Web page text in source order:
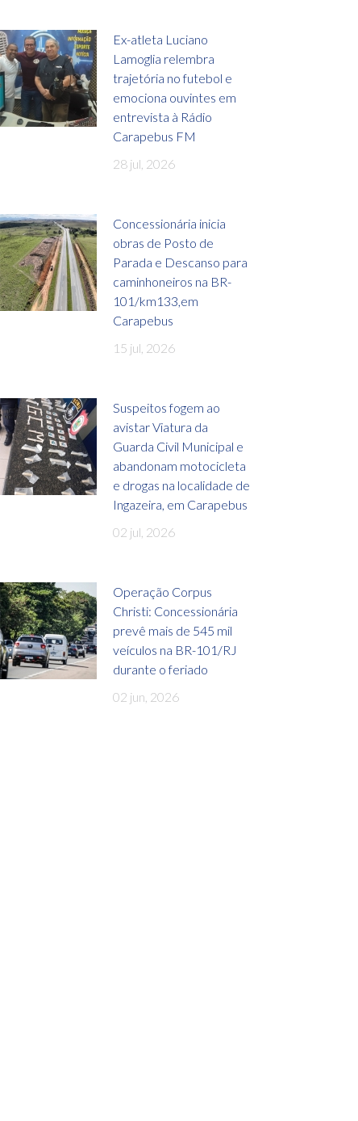
Ex-atleta Luciano
Lamoglia relembra
trajetória no futebol e
emociona ouvintes em
entrevista à Rádio
Carapebus FM
28 jul, 2026
Concessionária inicia
obras de Posto de
Parada e Descanso para
caminhoneiros na BR-
101/km133,em
Carapebus
15 jul, 2026
Suspeitos fogem ao
avistar Viatura da
Guarda Civil Municipal e
abandonam motocicleta
e drogas na localidade de
Ingazeira, em Carapebus
02 jul, 2026
Operação Corpus
Christi: Concessionária
prevê mais de 545 mil
veículos na BR-101/RJ
durante o feriado
02 jun, 2026